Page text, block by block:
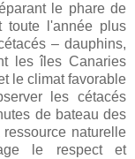
le phare de
toute l'année plus
– dauphins,
les îles Canaries
le climat favorable
les cétacés
de bateau des
naturelle
le respect et